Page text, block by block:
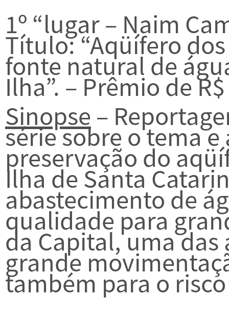
1º “lugar – Naim
Título: “Aqüífero
fonte natural de
Ilha”. – Prêmio de
Sinopse –
série sobre o tema
preservação do
Ilha de Santa
abastecimento de
qualidade para
da Capital, uma das
grande
também para o